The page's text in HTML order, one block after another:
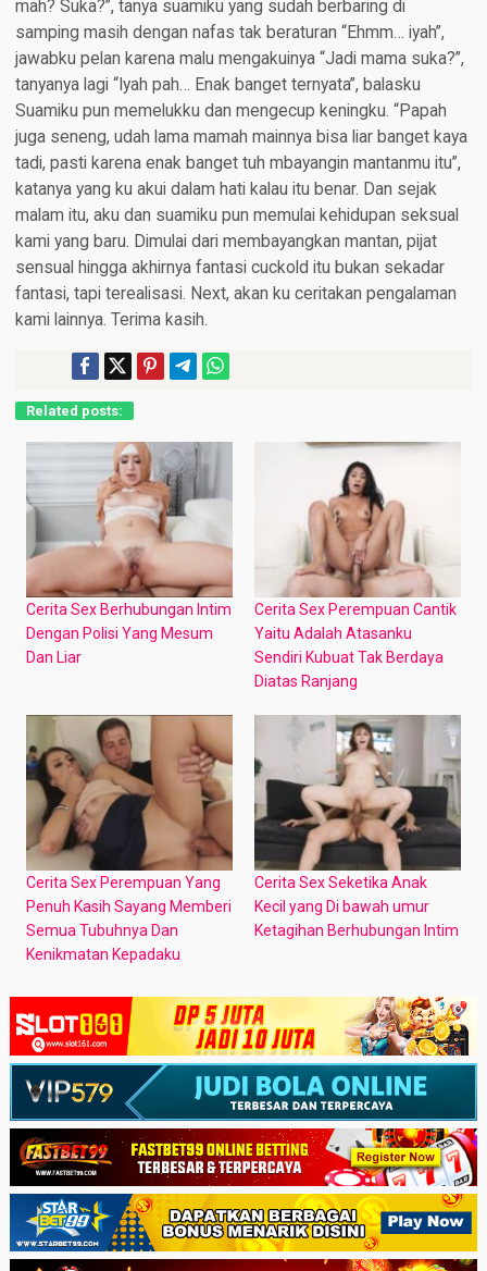
Related posts:
Cerita Sex Berhubungan Intim
Dengan Polisi Yang Mesum
Dan Liar
Cerita Sex Perempuan Cantik
Yaitu Adalah Atasanku
Sendiri Kubuat Tak Berdaya
Diatas Ranjang
Cerita Sex Perempuan Yang
Penuh Kasih Sayang Memberi
Semua Tubuhnya Dan
Kenikmatan Kepadaku
Cerita Sex Seketika Anak
Kecil yang Di bawah umur
Ketagihan Berhubungan Intim